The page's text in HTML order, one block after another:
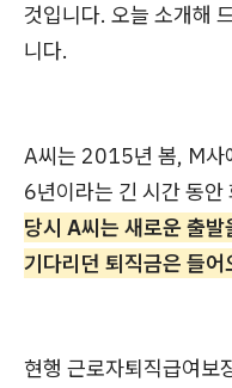
것입니다. 오늘 소개해
니다.
A씨는 2015년 봄, M사
6년이라는 긴 시간 동안
당시 A씨는 새로운 출
기다리던 퇴직금은 들
현행 근로자퇴직급여보